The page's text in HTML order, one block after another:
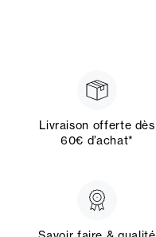
Livraison offerte dès
60€ d’achat*